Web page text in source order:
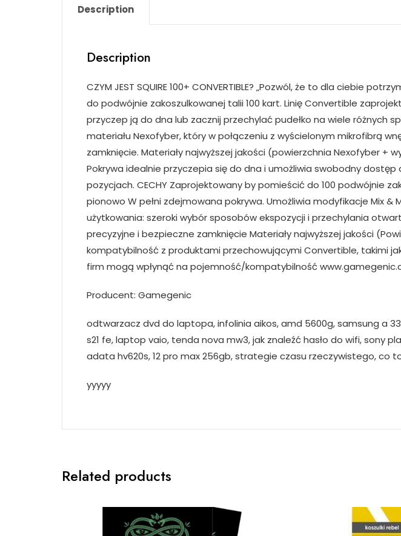
Description
Description
CZYM JEST SQUIRE 100+ CONVERTIBLE? „Pozwól, że to dla ciebie
do podwójnie zakoszulkowanej talii 100 kart. Linię Convertible
przyczep ją do dna lub zacznij przechylać pudełko na wiele różnych
materiału Nexofyber, który w połączeniu z wyścielonym mikrofibrą
zamknięcie. Materiały najwyższej jakości (powierzchnia Nexofyber +
Pokrywa idealnie przyczepia się do dna i umożliwia swobodny
pozycjach. CECHY Zaprojektowany by pomieścić do 100 podwójnie
pionowo W pełni zdejmowana pokrywa. Umożliwia modyfikacje Mix
użytkowania: szeroki wybór sposobów ekspozycji i przechylania
precyzyjne i bezpieczne zamknięcie Materiały najwyższej jakości
kompatybilność z produktami przechowującymi Convertible, takimi
firm mogą wpłynąć na pojemność/kompatybilność
Producent: Gamegenic
odtwarzacz dvd do laptopa, infolinia aikos, amd 5600g, samsung a
s21 fe, laptop vaio, tenda nova mw3, jak znaleźć hasło do wifi, sony
adata hv620s, 12 pro max 256gb, strategie czasu rzeczywistego, co
yyyyy
Related products